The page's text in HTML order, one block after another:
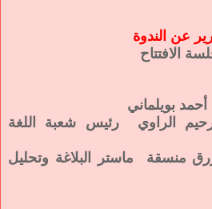
عن الندوة
الافتتاح
أحمد بويلماني
الراوي رئيس شعبة اللغة
منسقة ماستر البلاغة وتحليل